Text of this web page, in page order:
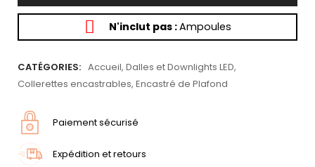
N'inclut pas :Ampoules
CATÉGORIES: Accueil, Dalles et Downlights LED,
Collerettes encastrables, Encastré de Plafond
Paiement sécurisé
Expédition et retours